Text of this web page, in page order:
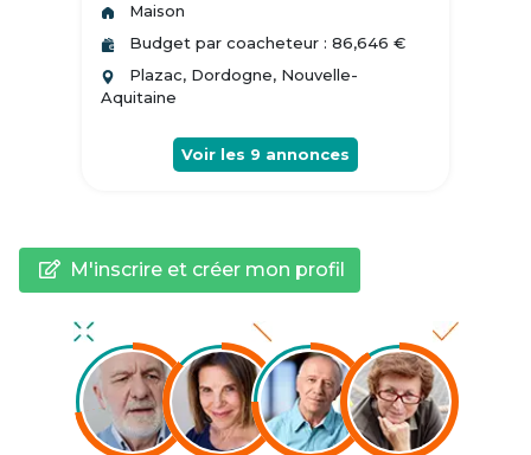
Maison
Budget par coacheteur : 86,646 €
Plazac, Dordogne, Nouvelle-
Aquitaine
Voir les 9 annonces
M'inscrire et créer mon profil